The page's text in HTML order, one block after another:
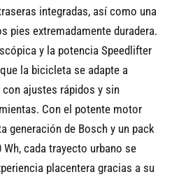
integradas, así como una
pies extremadamente duradera.
y la potencia Speedlifter
la bicicleta se adapte a
ajustes rápidos y sin
Con el potente motor
generación de Bosch y un pack
Wh, cada trayecto urbano se
placentera gracias a su